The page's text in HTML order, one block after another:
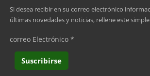
última »
Si desea recibir en su correo electrónico
últimas novedades y noticias, rellene este
correo Electrónico *